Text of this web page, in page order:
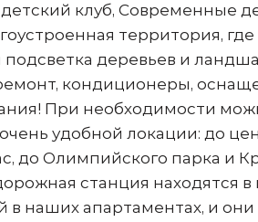
клуб, Современные
территория,
деревьев и
кондиционеры,
При необходимости
удобной локации: до
до Олимпийского парка и
станция находятся
наших апартаментах, и они